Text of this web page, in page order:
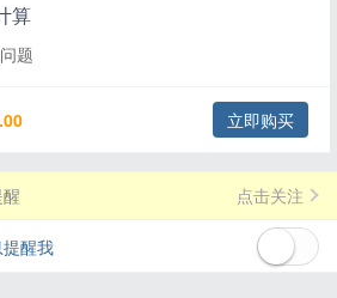
算
题
立即购买
点击关注
醒我